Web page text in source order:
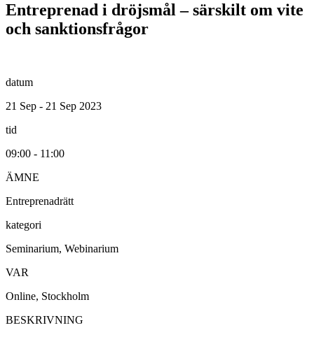
Entreprenad i dröjsmål – särskilt om vite
och sanktionsfrågor
datum
21 Sep - 21 Sep 2023
tid
09:00 - 11:00
ÄMNE
Entreprenadrätt
kategori
Seminarium, Webinarium
VAR
Online, Stockholm
BESKRIVNING